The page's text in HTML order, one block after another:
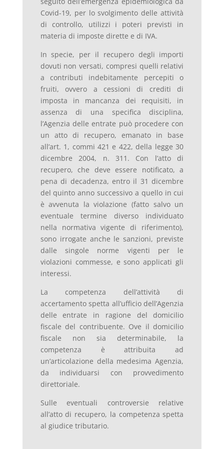
Covid-19, per lo svolgimento delle attività
di controllo, utilizzi i poteri previsti in
materia di imposte dirette e di IVA.
In specie, per il recupero degli importi
dovuti non versati, compresi quelli relativi
a contributi indebitamente percepiti o
fruiti, ovvero a cessioni di crediti di
imposta in mancanza dei requisiti, in
assenza di una specifica disciplina,
l’Agenzia delle entrate può procedere con
un atto di recupero, emanato in base
all’art. 1, commi 421 e 422, della legge 30
dicembre 2004, n. 311. Con l’atto di
recupero, che deve essere notificato, a
pena di decadenza, entro il 31 dicembre
del quinto anno successivo a quello in cui
è avvenuta la violazione (fatto salvo un
eventuale termine diverso individuato
nella normativa vigente di riferimento),
sono irrogate anche le sanzioni, previste
dalle singole norme vigenti per le
violazioni commesse, e sono applicati gli
interessi.
La competenza dell’attività di
accertamento spetta all’ufficio dell’Agenzia
delle entrate in ragione del domicilio
fiscale del contribuente. Ove il domicilio
fiscale non sia determinabile, la
competenza è attribuita ad
un’articolazione della medesima Agenzia,
da individuarsi con provvedimento
direttoriale.
Sulle eventuali controversie relative
all’atto di recupero, la competenza spetta
al giudice tributario.